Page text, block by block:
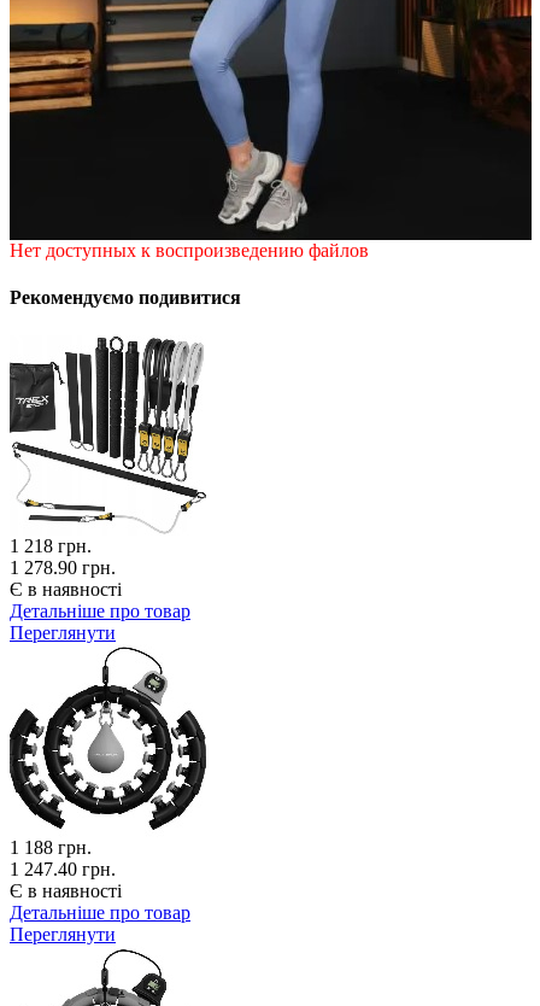
Нет доступных к воспроизведению файлов
Рекомендуємо подивитися
1 218 грн.
1 278.90 грн.
Є в наявності
Детальніше про товар
Переглянути
1 188 грн.
1 247.40 грн.
Є в наявності
Детальніше про товар
Переглянути